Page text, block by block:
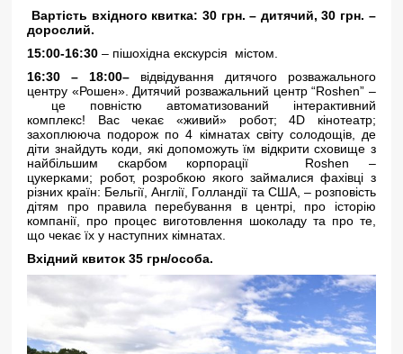
Вартість вхідного квитка: 30 грн. – дитячий, 30 грн. –
дорослий.
15:00-16:30 – пішохідна екскурсія містом.
16:30 – 18:00– відвідування дитячого розважального
центру «Рошен». Дитячий розважальний центр “Roshen” –
це повністю автоматизований інтерактивний
комплекс! Вас чекає «живий» робот; 4D кінотеатр;
захоплююча подорож по 4 кімнатах світу солодощів, де
діти знайдуть коди, які допоможуть їм відкрити сховище з
найбільшим скарбом корпорації Roshen –
цукерками; робот, розробкою якого займалися фахівці з
різних країн: Бельгії, Англії, Голландії та США, – розповість
дітям про правила перебування в центрі, про історію
компанії, про процес виготовлення шоколаду та про те,
що чекає їх у наступних кімнатах.
Вхідний квиток 35 грн/особа.